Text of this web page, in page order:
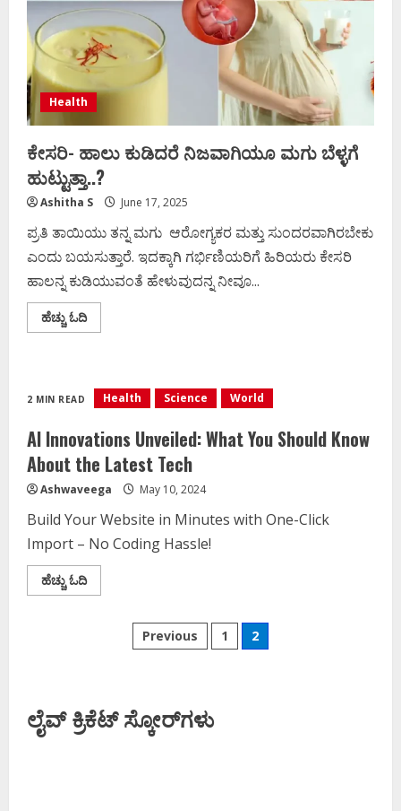
Health
ಕೇಸರಿ- ಹಾಲು ಕುಡಿದರೆ ನಿಜವಾಗಿಯೂ ಮಗು ಬೆಳ್ಳಗೆ
ಹುಟ್ಟುತ್ತಾ..?
Ashitha S June 17, 2025
ಪ್ರತಿ ತಾಯಿಯು ತನ್ನ ಮಗು ಆರೋಗ್ಯಕರ ಮತ್ತು ಸುಂದರವಾಗಿರಬೇಕು
ಎಂದು ಬಯಸುತ್ತಾರೆ. ಇದಕ್ಕಾಗಿ ಗರ್ಭಿಣಿಯರಿಗೆ ಹಿರಿಯರು ಕೇಸರಿ
ಹಾಲನ್ನ ಕುಡಿಯುವಂತೆ ಹೇಳುವುದನ್ನ ನೀವೂ...
ಹೆಚ್ಚು ಓದಿRead
more
ನಿಜವಾಗಿಯೂ
ಮಗು
ಹುಟ್ಟುತ್ತಾ..?
2 MIN READ Health Science World
AI Innovations Unveiled: What You Should Know
About the Latest Tech
Ashwaveega May 10, 2024
Build Your Website in Minutes with One-Click
Import – No Coding Hassle!
ಹೆಚ್ಚು ಓದಿRead
more
Innovations
Unveiled:
the
Latest
Posts
Previous 1 2
ಲೈವ್ ಕ್ರಿಕೆಟ್ ಸ್ಕೋರ್‌ಗಳು